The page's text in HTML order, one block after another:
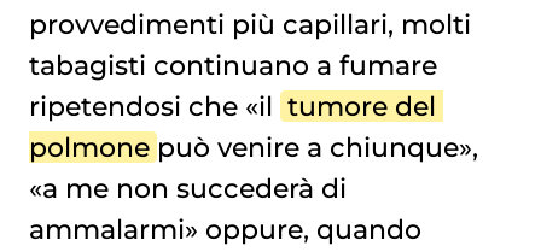
provvedimenti più capillari, molti
tabagisti continuano a fumare
ripetendosi che «il tumore del
polmonepuò venire a chiunque»,
«a me non succederà di
ammalarmi» oppure, quando